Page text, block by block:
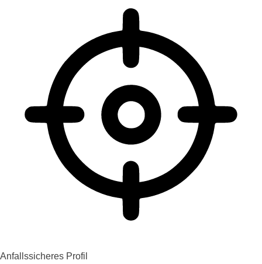
Anfallssicheres Profil